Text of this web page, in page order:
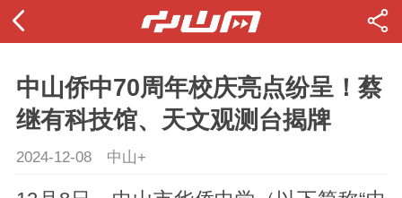
中山侨中70周年校庆亮点纷呈！蔡
继有科技馆、天文观测台揭牌
2024-12-08 中山+